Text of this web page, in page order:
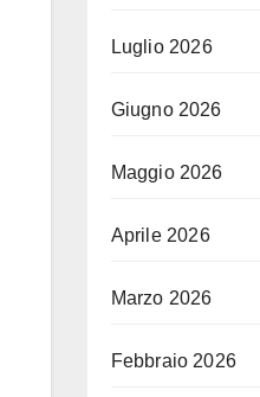
Luglio 2026
Giugno 2026
Maggio 2026
Aprile 2026
Marzo 2026
Febbraio 2026